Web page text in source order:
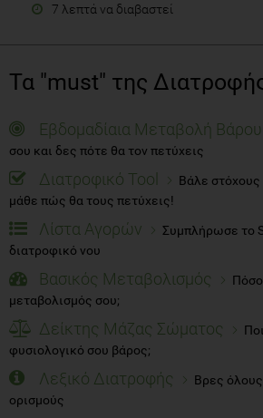
7 λεπτά να διαβαστεί
Τα "must" της
Εβδομαδίαια Μεταβολή
σου και δες πότε θα τον πετύχεις
Διατροφικό Tool
Βάλε στόχους
μάθε πώς θα τους πετύχεις!
Λίστα Αγορών
Συμπλήρωσε το
διατροφικό νου
Βασικός Μεταβολισμός
μεταβολισμός σου;
Δείκτης Μάζας Σώματος
φυσιολογικό σου βάρος;
Λεξικό Διατροφής
Βρες
ορισμούς